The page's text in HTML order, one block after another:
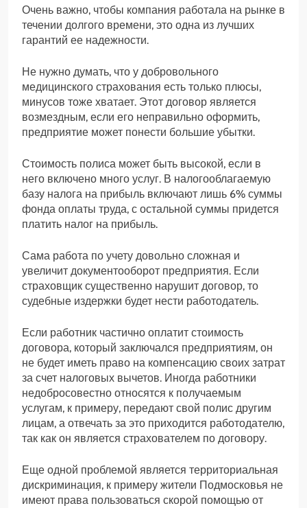
Очень важно, чтобы компания работала на рынке в
течении долгого времени, это одна из лучших
гарантий ее надежности.
Не нужно думать, что у добровольного
медицинского страхования есть только плюсы,
минусов тоже хватает. Этот договор является
возмездным, если его неправильно оформить,
предприятие может понести большие убытки.
Стоимость полиса может быть высокой, если в
него включено много услуг. В налогооблагаемую
базу налога на прибыль включают лишь 6% суммы
фонда оплаты труда, с остальной суммы придется
платить налог на прибыль.
Сама работа по учету довольно сложная и
увеличит документооборот предприятия. Если
страховщик существенно нарушит договор, то
судебные издержки будет нести работодатель.
Если работник частично оплатит стоимость
договора, который заключался предприятиям, он
не будет иметь право на компенсацию своих затрат
за счет налоговых вычетов. Иногда работники
недобросовестно относятся к получаемым
услугам, к примеру, передают свой полис другим
лицам, а отвечать за это приходится работодателю,
так как он является страхователем по договору.
Еще одной проблемой является территориальная
дискриминация, к примеру жители Подмосковья не
имеют права пользоваться скорой помощью от